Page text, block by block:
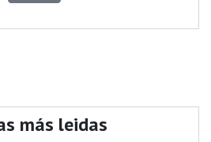
más leidas